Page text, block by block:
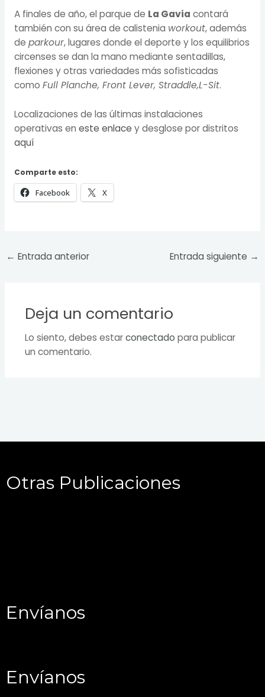
A finales de año, el parque de La Gavia contará
también con su área de calistenia workout, además
de parkour, lugares donde el deporte y los equilibrios
circenses se dan la mano mediante sentadillas,
flexiones y otras variedades más sofisticadas
como Full Planche, Front Lever, Straddle,L-Sit.
Localizaciones de las últimas instalaciones
operativas en este enlace y desglose por distritos
aquí
Comparte esto:
Facebook X
← Entrada anterior Entrada siguiente →
Deja un comentario
Lo siento, debes estarconectado para publicar
un comentario.
Otras Publicaciones
Envíanos
Envíanos